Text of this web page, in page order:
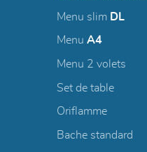
Menu slim DL
Menu A4
Menu 2 volets
Set de table
Oriflamme
Bache standard